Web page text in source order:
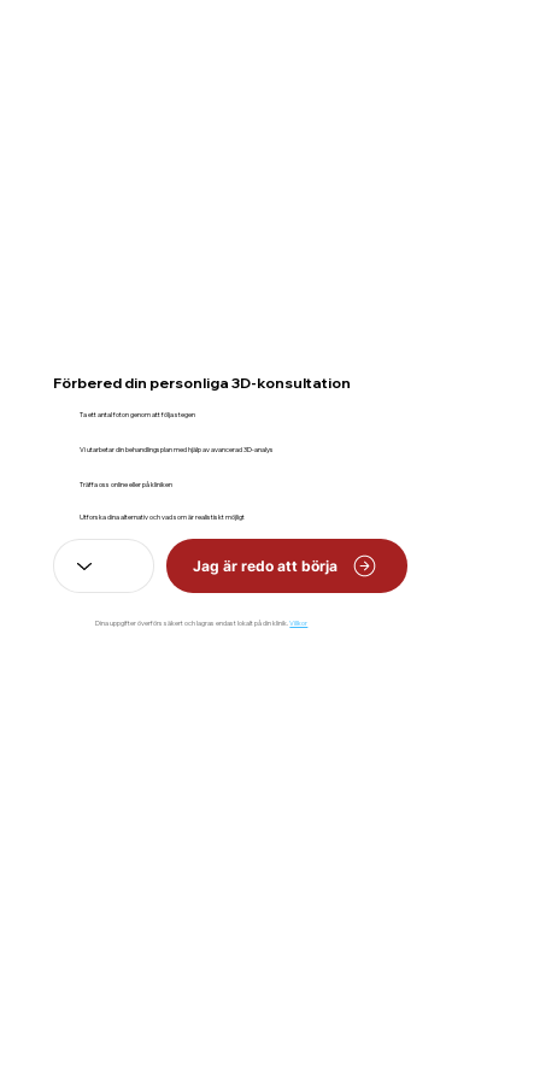
Förbered din personliga 3D-konsultation
Ta ett antal foton genom att följa stegen
Vi utarbetar din behandlingsplan med hjälp av avancerad 3D-analys
Träffa oss online eller på kliniken
Utforska dina alternativ och vad som är realistiskt möjligt
Jag är redo att börja
Dina uppgifter överförs säkert och lagras endast lokalt på din klinik. Villkor